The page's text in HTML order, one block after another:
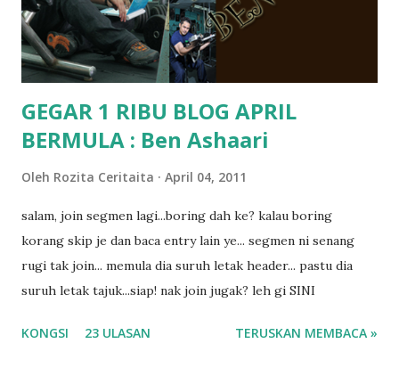
masalah dyslexia.. tapi minor la.. nanti la aku cerita pasal
dyslexia tu.. lepas tu kami buat keputusan pu...
GEGAR 1 RIBU BLOG APRIL
BERMULA : Ben Ashaari
Oleh Rozita Ceritaita April 04, 2011
salam, join segmen lagi...boring dah ke? kalau boring
korang skip je dan baca entry lain ye... segmen ni senang
rugi tak join... memula dia suruh letak header... pastu dia
suruh letak tajuk...siap! nak join jugak? leh gi SINI
KONGSI 23 ULASAN TERUSKAN MEMBACA »